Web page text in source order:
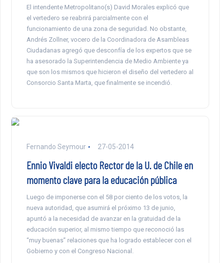
El intendente Metropolitano(s) David Morales explicó que
el vertedero se reabrirá parcialmente con el
funcionamiento de una zona de seguridad. No obstante,
Andrés Zollner, vocero de la Coordinadora de Asambleas
Ciudadanas agregó que desconfía de los expertos que se
ha asesorado la Superintendencia de Medio Ambiente ya
que son los mismos que hicieron el diseño del vertedero al
Consorcio Santa Marta, que finalmente se incendió.
Fernando Seymour 27-05-2014
Ennio Vivaldi electo Rector de la U. de Chile en
momento clave para la educación pública
Luego de imponerse con el 58 por ciento de los votos, la
nueva autoridad, que asumirá el próximo 13 de junio,
apuntó a la necesidad de avanzar en la gratuidad de la
educación superior, al mismo tiempo que reconoció las
“muy buenas” relaciones que ha logrado establecer con el
Gobierno y con el Congreso Nacional.